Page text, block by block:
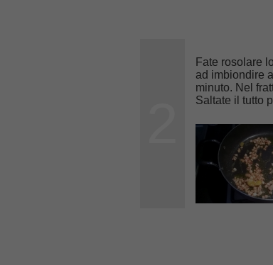
Fate rosolare
ad imbiondire
minuto. Nel
Saltate il tutto